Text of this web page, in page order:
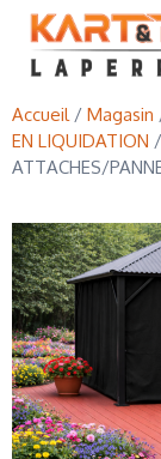
Accueil/ Magasin
EN LIQUIDATION /
ATTACHES/